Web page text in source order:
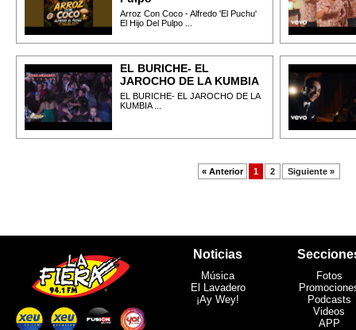
Arroz Con Coco - Alfredo 'El Puchu'
El Hijo Del Pulpo ...
EL BURICHE- EL
JAROCHO DE LA KUMBIA
EL BURICHE- EL JAROCHO DE LA
KUMBIA ...
« Anterior 1 2 Siguiente »
Noticias
Música
El Lavadero
¡Ay Wey!
Fotos
Podcasts
Videos
APP